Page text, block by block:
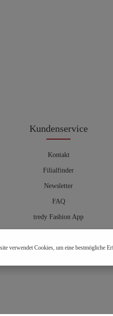
Kundenservice
Kontakt
Filialfinder
Newsletter
FAQ
tredy Fashion App
Hosenberater
verwendet Cookies, um eine bestmögliche